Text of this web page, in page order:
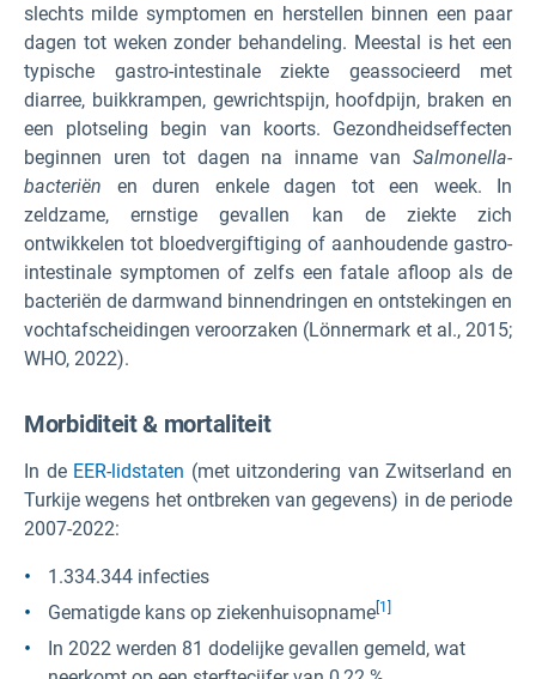
slechts milde symptomen en herstellen binnen een paar
dagen tot weken zonder behandeling. Meestal is het een
typische gastro-intestinale ziekte geassocieerd met
diarree, buikkrampen, gewrichtspijn, hoofdpijn, braken en
een plotseling begin van koorts. Gezondheidseffecten
beginnen uren tot dagen na inname van Salmonella-
bacteriën en duren enkele dagen tot een week. In
zeldzame, ernstige gevallen kan de ziekte zich
ontwikkelen tot bloedvergiftiging of aanhoudende gastro-
intestinale symptomen of zelfs een fatale afloop als de
bacteriën de darmwand binnendringen en ontstekingen en
vochtafscheidingen veroorzaken (Lönnermark et al., 2015;
WHO, 2022).
Morbiditeit & mortaliteit
In de EER-lidstaten (met uitzondering van Zwitserland en
Turkije wegens het ontbreken van gegevens) in de periode
2007-2022:
1.334.344 infecties
Gematigde kans op ziekenhuisopname [1]
In 2022 werden 81 dodelijke gevallen gemeld, wat